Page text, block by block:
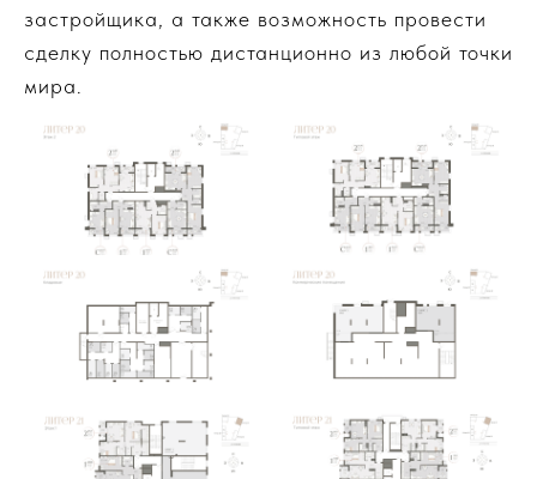
застройщика, а также возможность провести
сделку полностью дистанционно из любой точки
мира.